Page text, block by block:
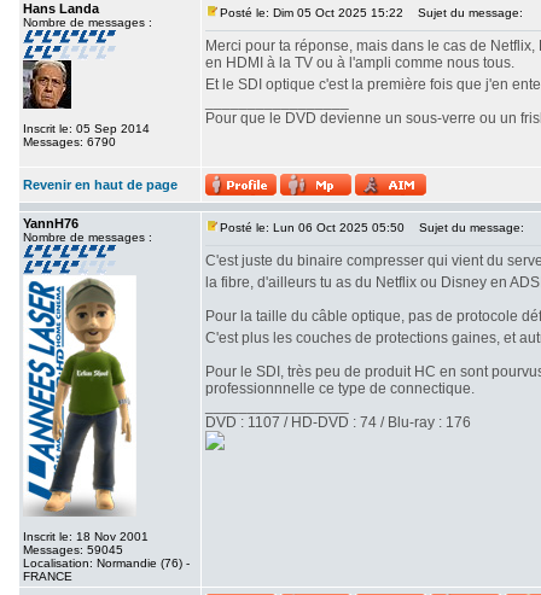
Hans Landa
Nombre de messages :
Inscrit le: 05 Sep 2014
Messages: 6790
Posté le: Dim 05 Oct 2025 15:22 Sujet du message:
Merci pour ta réponse, mais dans le cas de
en HDMI à la TV ou à l'ampli comme nous tous.
Et le SDI optique c'est la première fois que j'en
Pour que le DVD devienne un sous-verre ou un
Revenir en haut de page
YannH76
Nombre de messages :
Inscrit le: 18 Nov 2001
Messages: 59045
Localisation: Normandie (76) -
FRANCE
Posté le: Lun 06 Oct 2025 05:50 Sujet du message:
C'est juste du binaire compresser qui vient du
la fibre, d'ailleurs tu as du Netflix ou Disney en
Pour la taille du câble optique, pas de protocole
C'est plus les couches de protections gaines, et
Pour le SDI, très peu de produit HC en sont
professionnnelle ce type de connectique.
DVD : 1107 / HD-DVD : 74 / Blu-ray : 176